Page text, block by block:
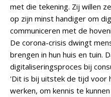
met die tekening. Zij willen
op zijn minst handiger om
communiceren met de
De corona-crisis dwingt
brengen in hun huis en tuin.
digitaliseringsproces bij
'Dit is bij uitstek de tijd voor
werken, om kennis te